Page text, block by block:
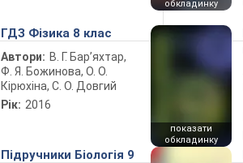
обкладинку
ГДЗ Фізика 8 клас
Автори: В. Г. Бар’яхтар,
Ф. Я. Божинова, О. О.
Кірюхіна, С. О. Довгий
Рік: 2016
показати
обкладинку
Підручники Біологія 9